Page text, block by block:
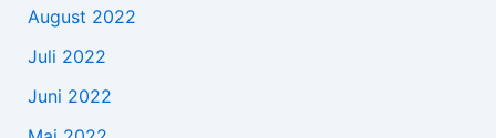
August 2022
Juli 2022
Juni 2022